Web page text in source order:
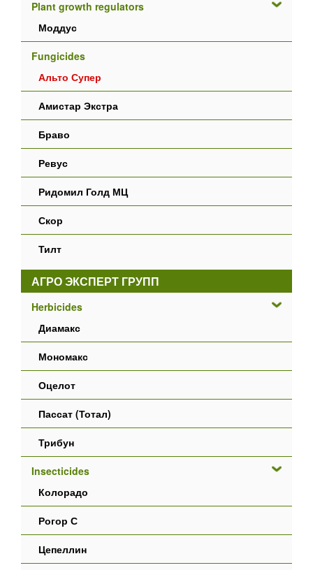
Plant growth regulators
Моддус
Fungicides
Альто Супер
Амистар Экстра
Браво
Ревус
Ридомил Голд МЦ
Скор
Тилт
АГРО ЭКСПЕРТ ГРУПП
Herbicides
Диамакс
Мономакс
Оцелот
Пассат (Тотал)
Трибун
Insecticides
Колорадо
Рогор С
Цепеллин